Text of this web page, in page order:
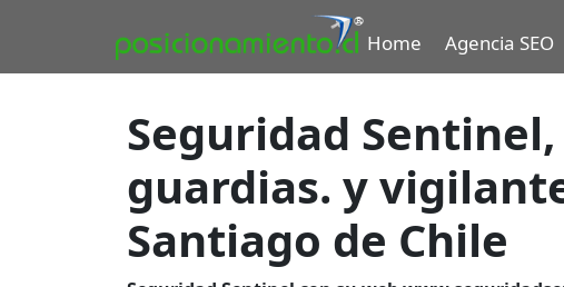
Home Agencia SEO
Seguridad
guardias. y
Santiago de Chile